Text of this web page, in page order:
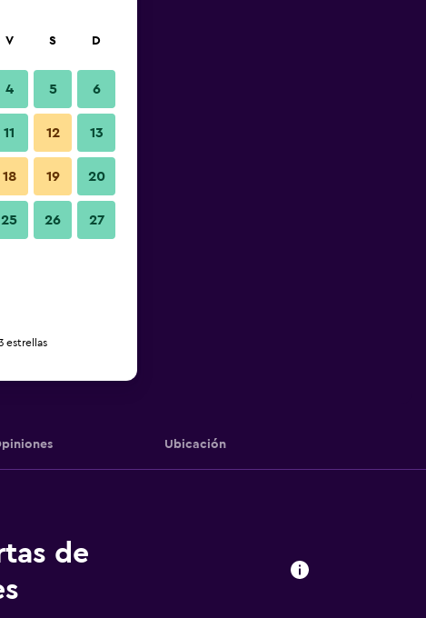
Ubicación
de
V S D
4 5 6
11 12 13
18 19 20
25 26 27
estrellas